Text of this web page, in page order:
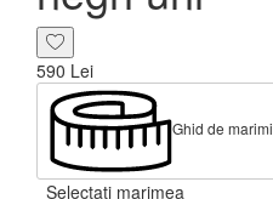
590 Lei
Ghid de marimi
Selectati marimea